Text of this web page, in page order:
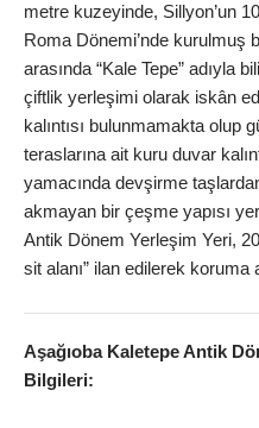
metre kuzeyinde, Sillyon’un
Roma Dönemi’nde kurulmuş
arasında “Kale Tepe” adıyla
çiftlik yerleşimi olarak iskân
kalıntısı bulunmamakta olup
teraslarına ait kuru duvar
yamacında devşirme
akmayan bir çeşme yapısı
Antik Dönem Yerleşim Yeri,
sit alanı” ilan edilerek koruma
Aşağıoba Kaletepe Antik
Bilgileri: